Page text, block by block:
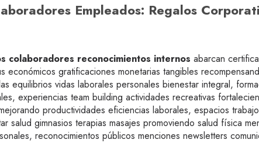
Empleados: Regalos
colaboradores reconocimientos internos abarcan
económicos gratificaciones monetarias tangibles
equilibrios vidas laborales personales bienestar integral,
experiencias team building actividades recreativas
productividades eficiencias laborales, espacios
salud gimnasios terapias masajes promoviendo salud física
reconocimientos públicos menciones newsletters